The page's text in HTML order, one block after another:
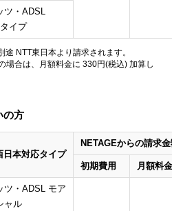
ツ・ADSL
イプ
NTT東日本より請求されます。
場合は、月額料金に 330円(税込) 加算し
の方
日本対応タイプ
NETAGEからの請求
初期費用 月額料金
ツ・ADSL モア
ャル